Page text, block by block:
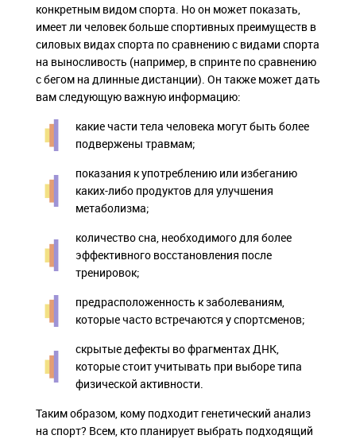
конкретным видом спорта. Но он может показать,
имеет ли человек больше спортивных преимуществ в
силовых видах спорта по сравнению с видами спорта
на выносливость (например, в спринте по сравнению
с бегом на длинные дистанции). Он также может дать
вам следующую важную информацию:
какие части тела человека могут быть более
подвержены травмам;
показания к употреблению или избеганию
каких-либо продуктов для улучшения
метаболизма;
количество сна, необходимого для более
эффективного восстановления после
тренировок;
предрасположенность к заболеваниям,
которые часто встречаются у спортсменов;
скрытые дефекты во фрагментах ДНК,
которые стоит учитывать при выборе типа
физической активности.
Таким образом, кому подходит генетический анализ
на спорт? Всем, кто планирует выбрать подходящий